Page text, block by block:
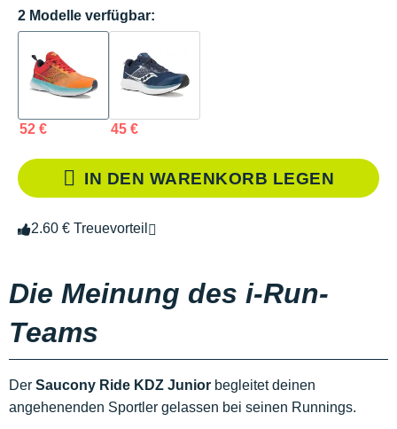
2 Modelle verfügbar:
52 € 45 €
IN DEN WARENKORB LEGEN
2.60 € Treuevorteil
Die Meinung des i-Run-
Teams
Der Saucony Ride KDZ Junior begleitet deinen
angehenenden Sportler gelassen bei seinen Runnings.